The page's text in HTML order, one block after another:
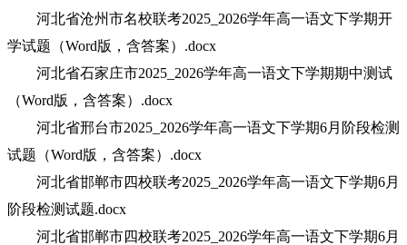
河北省沧州市名校联考2025_2026学年高一语文下学期开
学试题（Word版，含答案）.docx
河北省石家庄市2025_2026学年高一语文下学期期中测试
（Word版，含答案）.docx
河北省邢台市2025_2026学年高一语文下学期6月阶段检测
试题（Word版，含答案）.docx
河北省邯郸市四校联考2025_2026学年高一语文下学期6月
阶段检测试题.docx
河北省邯郸市四校联考2025_2026学年高一语文下学期6月